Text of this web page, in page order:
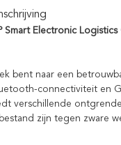
Smart Electronic
bent naar een
connectiviteit en
verschillende
zijn tegen zware